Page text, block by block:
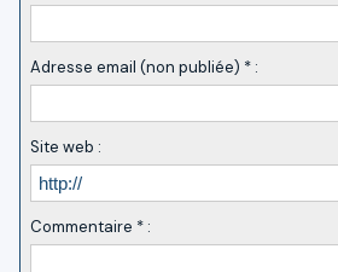
Adresse email (non publiée) * :
Site web :
Commentaire * :